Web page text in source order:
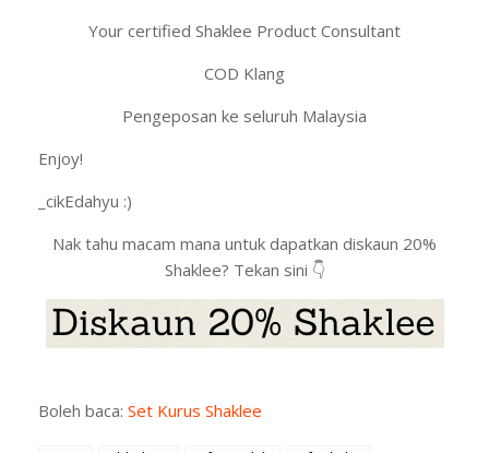
Your certified Shaklee Product Consultant
COD Klang
Pengeposan ke seluruh Malaysia
Enjoy!
_cikEdahyu :)
Nak tahu macam mana untuk dapatkan diskaun 20%
Shaklee? Tekan sini 👇
Boleh baca: Set Kurus Shaklee